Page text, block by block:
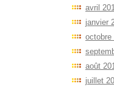
avril
janvier
octobre
août
juillet